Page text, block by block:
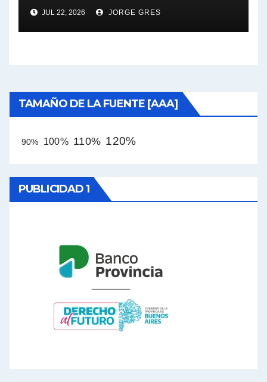
JUL 22, 2026 JORGE GRES
TAMAÑO DE LA FUENTE [AAA]
90% 100% 110% 120%
PUBLICIDAD 1